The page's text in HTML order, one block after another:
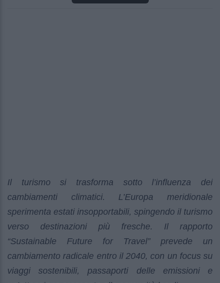
Il turismo si trasforma sotto l’influenza dei
cambiamenti climatici. L’Europa meridionale
sperimenta estati insopportabili, spingendo il turismo
verso destinazioni più fresche. Il rapporto
“Sustainable Future for Travel” prevede un
cambiamento radicale entro il 2040, con un focus su
viaggi sostenibili, passaporti delle emissioni e